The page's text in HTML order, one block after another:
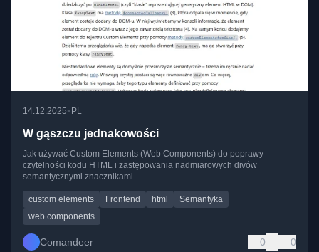
14.12.2025• PL
W gąszczu jednakowości
Jak używać Custom Elements (Web Components) do poprawy
czytelności kodu HTML i zastępowania nadmiarowych divów
semantycznymi znacznikami.
custom elements Frontend html
Semantyka
web components
Comandeer 0 0